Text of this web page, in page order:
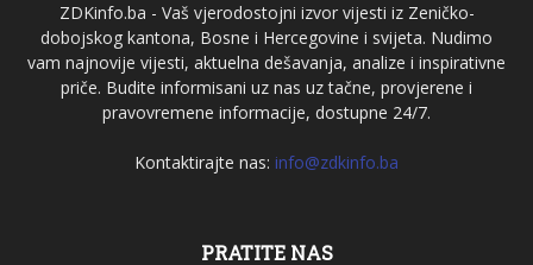
ZDKinfo.ba - Vaš vjerodostojni izvor vijesti iz Zeničko-
dobojskog kantona, Bosne i Hercegovine i svijeta. Nudimo
vam najnovije vijesti, aktuelna dešavanja, analize i inspirativne
priče. Budite informisani uz nas uz tačne, provjerene i
pravovremene informacije, dostupne 24/7.
Kontaktirajte nas: info@zdkinfo.ba
PRATITE NAS